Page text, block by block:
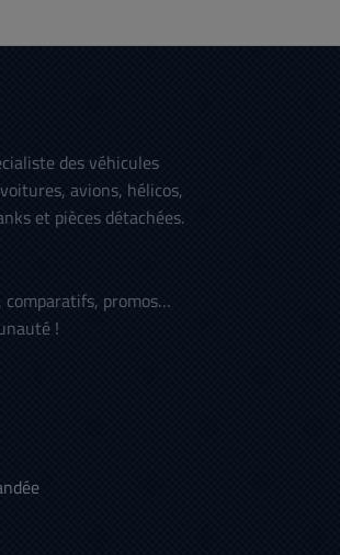
des véhicules
avions, hélicos,
et pièces détachées.
promos…
!